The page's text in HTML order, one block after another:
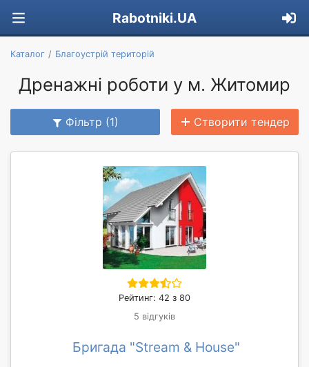
Rabotniki.UA
Каталог Благоустрій територій
Дренажні роботи у м. Житомир
Фільтр (1) Створити тендер
Рейтинг: 42 з 80
5 відгуків
Бригада "Stream & House"